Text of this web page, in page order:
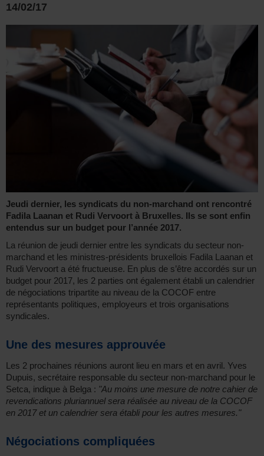
14/02/17
Jeudi dernier, les syndicats du non-marchand ont rencontré
Fadila Laanan et Rudi Vervoort à Bruxelles. Ils se sont enfin
entendus sur un budget pour l’année 2017.
La réunion de jeudi dernier entre les syndicats du secteur non-
marchand et les ministres-présidents bruxellois Fadila Laanan et
Rudi Vervoort a été fructueuse. En plus de s’être accordés sur un
budget pour 2017, les 2 parties ont également établi un calendrier
de négociations tripartite au niveau de la COCOF entre
représentants politiques, employeurs et trois organisations
syndicales.
Une des mesures approuvée
Les 2 prochaines réunions auront lieu en mars et en avril. Yves
Dupuis, secrétaire responsable du secteur non-marchand pour le
Setca, indique à Belga : "Au moins une mesure de notre cahier de
revendications pluriannuel sera réalisée au niveau de la COCOF
en 2017 et un calendrier sera établi pour les autres mesures."
Négociations compliquées